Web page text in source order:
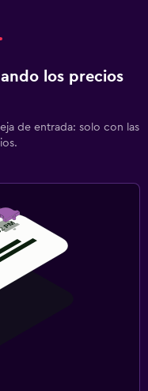
los precios
de entrada: solo con las